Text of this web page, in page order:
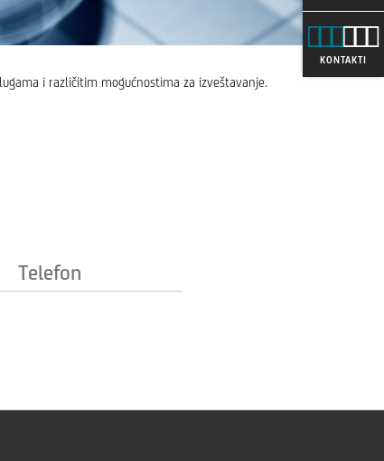
KONTAKTI
i različitim mogućnostima za izveštavanje.
Telefon